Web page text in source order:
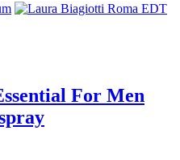
For Men